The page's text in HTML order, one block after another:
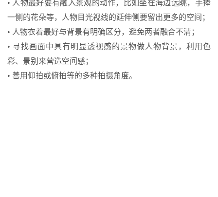
• 人物最好要有融入景观的动作，比如坐在海边远眺，手捧
一侧的花朵等，人物目光视线的延伸侧要留出更多的空间；
• 人物衣着最好与背景有明确区分，避免两者融合不清；
• 寻找画面中具有明显透视感的景物做人物背景，利用色
彩、景别来营造空间感；
• 善用仰拍或俯拍等的多种拍摄角度。